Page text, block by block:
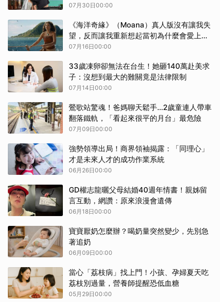
07月30日00:00
《海洋奇緣》（Moana）真人版沒有讓我失
望，反而讓我重新想起當初為什麼會愛上迪
士尼
07月16日00:00
33歲凍卵卻無法在台生！她砸140萬赴美求
子：沒想到最大的難關竟是法律限制
07月14日00:00
鶯歌站驚魂！爸媽聊天鬆手…2歲童連人帶車
翻落鐵軌，「看起來很平的月台」最危險
07月09日00:00
強勢領導出局！商界領袖揭露：「同理心」
才是未來人才的成功作業系統
06月26日00:00
GD權志龍曬父母結婚40週年情書！親姊留
言互動，網讚：原來浪漫會遺傳
06月18日00:00
寶寶厭奶怎麼辦？喝奶量突然變少，先別急
著追奶
06月09日00:00
當心「荔枝病」找上門！小孩、孕婦夏天吃
荔枝別過量，營養師提醒恐低血糖
05月29日00:00